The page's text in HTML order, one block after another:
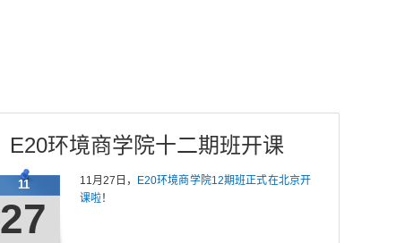
E20环境商学院十二期班开课
11
27
11月27日，
E20环境商学院12期班正式在北京开
课啦！